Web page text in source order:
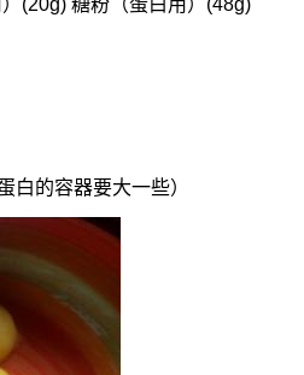
(20g) 糖粉（蛋白用）(48g)
白的容器要大一些）